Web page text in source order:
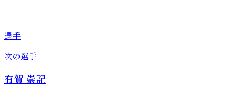
選手
次の選手
有賀 崇記